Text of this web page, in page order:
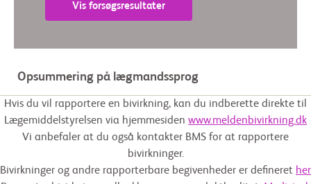
Vis forsøgsresultater
Opsummering på lægmandssprog
Hvis du vil rapportere en bivirkning, kan du indberette direkte til
Lægemiddelstyrelsen via hjemmesiden www.meldenbivirkning.dk
Vi anbefaler at du også kontakter BMS for at rapportere
bivirkninger.
Bivirkninger og andre rapporterbare begivenheder er defineret her